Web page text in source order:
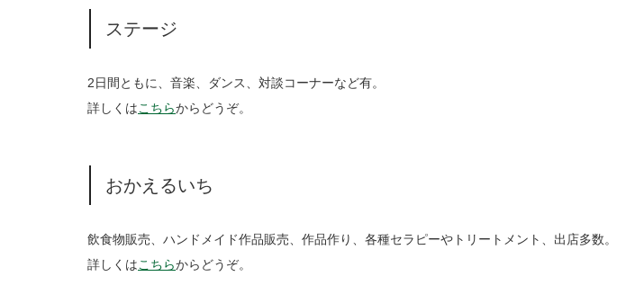
ステージ
2日間ともに、音楽、ダンス、対談コーナーなど有。
詳しくはこちらからどうぞ。
おかえるいち
飲食物販売、ハンドメイド作品販売、作品作り、各種セラピーやトリートメント、出店多数。
詳しくはこちらからどうぞ。